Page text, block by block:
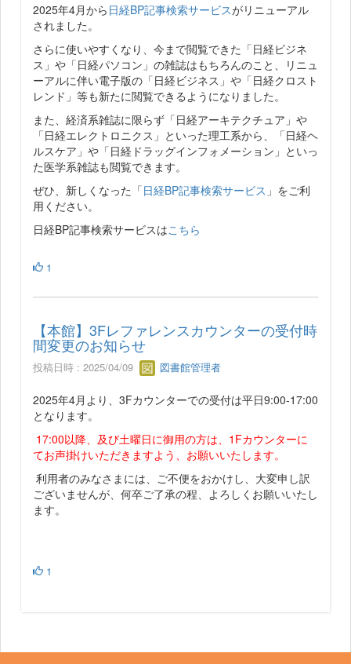
2025年4月から 日経BP記事検索サービスがリニューアル
されました。
さらに使いやすくなり、今まで閲覧できた「日経ビジネ
ス」や「日経パソコン」の雑誌はもちろんのこと、リニュ
ーアルに伴い電子版の「日経ビジネス」や「日経クロスト
レンド」等も新たに閲覧できるようになりました。
また、経済系雑誌に限らず「日経アーキテクチュア」や
「日経エレクトロニクス」といった理工系から、「日経ヘ
ルスケア」や「日経ドラッグインフォメーション」といっ
た医学系雑誌も閲覧できます。
ぜひ、新しくなった「日経BP記事検索サービス 」をご利
用ください。
日経BP記事検索サービスはこちら
1
【本館】3Fレファレンスカウンターの受付時
間変更のお知らせ
投稿日時 : 2025/04/09 図書館管理者
2025年4月より、3Fカウンターでの受付は平日9:00-17:00
となります。
17:00以降、及び土曜日に御用の方は、1Fカウンターに
てお声掛けいただきますよう、お願いいたします。
利用者のみなさまには、ご不便をおかけし、大変申し訳
ございませんが、何卒ご了承の程、よろしくお願いいたし
ます。
1